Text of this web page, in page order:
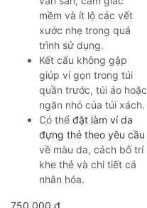
mềm và ít lộ các vết
xước nhẹ trong quá
trình sử dụng.
Kết cấu không gập
giúp ví gọn trong túi
quần trước, túi áo hoặc
ngăn nhỏ của túi xách.
Có thể đặt làm ví da
đựng thẻ theo yêu cầu
về màu da, cách bố trí
khe thẻ và chi tiết cá
nhân hóa.
750.000 ₫